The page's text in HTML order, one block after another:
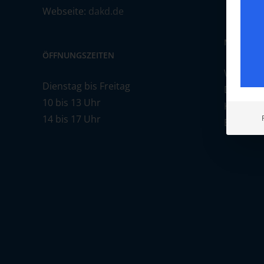
Webseite: dakd.de
ÖFFNUNGSZEITEN
Dienstag bis Freitag
10 bis 13 Uhr
14 bis 17 Uhr
Werden
Kirche
Beitrag.